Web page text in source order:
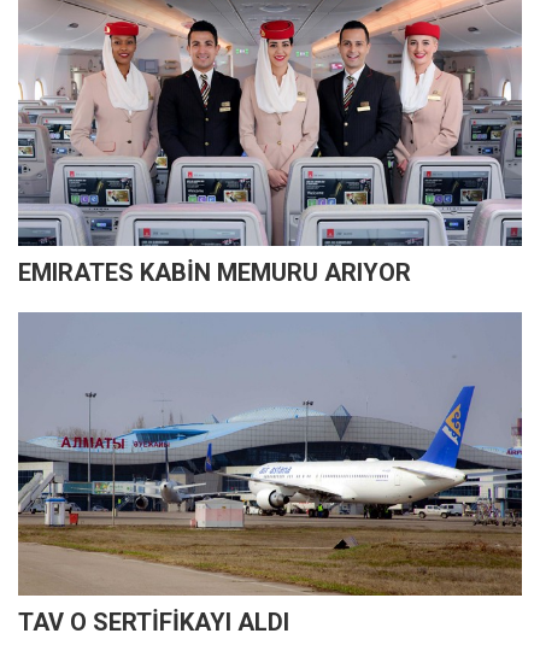
EMIRATES KABİN MEMURU ARIYOR
TAV O SERTİFİKAYI ALDI